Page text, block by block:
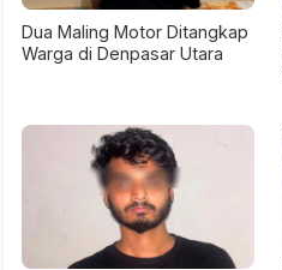
Dua Maling Motor Ditangkap
Warga di Denpasar Utara